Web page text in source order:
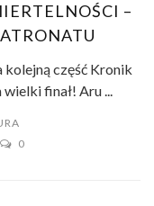
–
kolejną część Kronik
finał! Aru ...
0